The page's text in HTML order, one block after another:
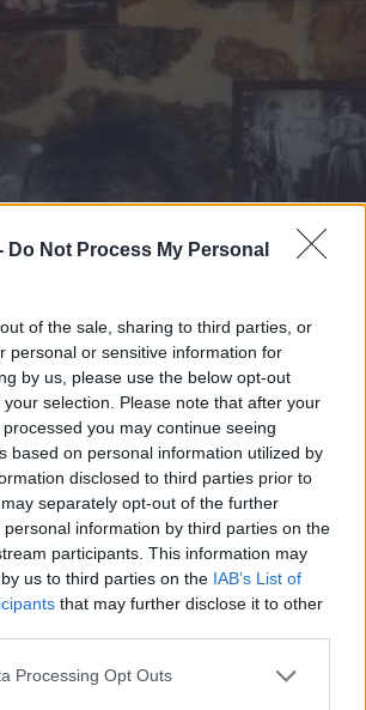
Do Not Process My Personal
of the sale, sharing to third parties, or
personal or sensitive information for
by us, please use the below opt-out
selection. Please note that after your
you may continue seeing
based on personal information utilized by
disclosed to third parties prior to
separately opt-out of the further
information by third parties on the
participants. This information may
us to third parties on the IAB’s List of
that may further disclose it to other
Processing Opt Outs
μήνυμα του Δημάρχου
την απώλεια του